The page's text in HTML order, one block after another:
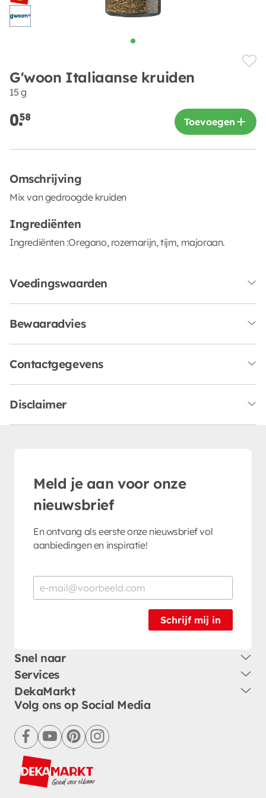
G'woon Italiaanse kruiden
15 g
0.58 Toevoegen
Omschrijving
Mix van gedroogde kruiden
Ingrediënten
Ingrediënten :Oregano, rozemarijn, tijm, majoraan.
Voedingswaarden
Bewaaradvies
Contactgegevens
Disclaimer
Meld je aan voor onze
nieuwsbrief
En ontvang als eerste onze nieuwsbrief vol
aanbiedingen en inspiratie!
Schrijf mij in
Snel naar
Services
DekaMarkt
Volg ons op Social Media
facebookyoutubepinterestinstagram